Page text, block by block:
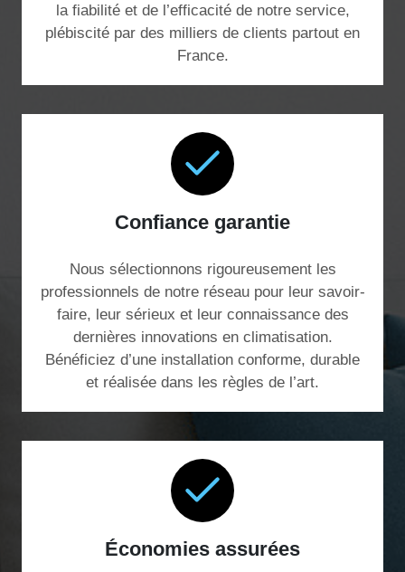
la fiabilité et de l’efficacité de notre service,
plébiscité par des milliers de clients partout en
France.
Confiance garantie
Nous sélectionnons rigoureusement les
professionnels de notre réseau pour leur savoir-
faire, leur sérieux et leur connaissance des
dernières innovations en climatisation.
Bénéficiez d’une installation conforme, durable
et réalisée dans les règles de l’art.
Économies assurées